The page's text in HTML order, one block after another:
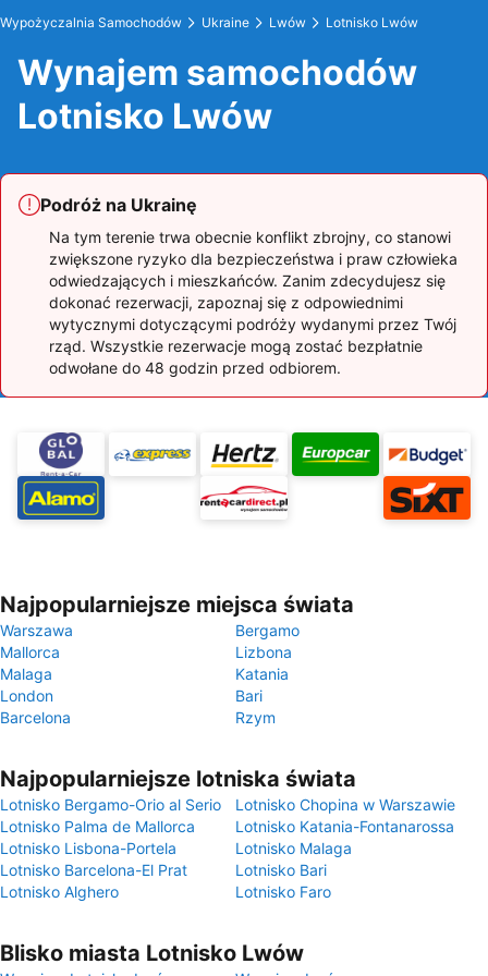
Wypożyczalnia Samochodów Ukraine Lwów Lotnisko Lwów
Wynajem samochodów
Lotnisko Lwów
Podróż na Ukrainę
Na tym terenie trwa obecnie konflikt zbrojny, co stanowi
zwiększone ryzyko dla bezpieczeństwa i praw człowieka
odwiedzających i mieszkańców. Zanim zdecydujesz się
dokonać rezerwacji, zapoznaj się z odpowiednimi
wytycznymi dotyczącymi podróży wydanymi przez Twój
rząd. Wszystkie rezerwacje mogą zostać bezpłatnie
odwołane do 48 godzin przed odbiorem.
Najpopularniejsze miejsca świata
Warszawa
Bergamo
Mallorca
Lizbona
Malaga
Katania
London
Bari
Barcelona
Rzym
Najpopularniejsze lotniska świata
Lotnisko Bergamo-Orio al Serio
Lotnisko Chopina w Warszawie
Lotnisko Palma de Mallorca
Lotnisko Katania-Fontanarossa
Lotnisko Lisbona-Portela
Lotnisko Malaga
Lotnisko Barcelona-El Prat
Lotnisko Bari
Lotnisko Alghero
Lotnisko Faro
Blisko miasta Lotnisko Lwów